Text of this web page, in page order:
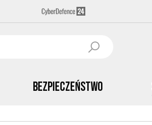
Bezpieczeństwo